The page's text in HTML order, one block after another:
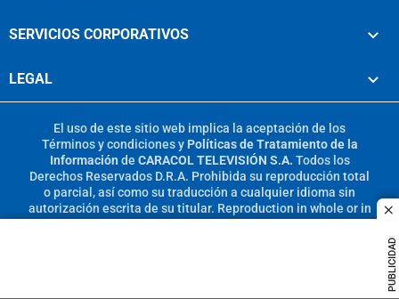
PUBLICIDAD
SERVICIOS CORPORATIVOS
LEGAL
El uso de este sitio web implica la aceptación de los
Términos y condicionesy Políticas de Tratamiento de la
Información de CARACOL TELEVISIÓN S.A. Todos los
Derechos Reservados D.R.A. Prohibida su reproducción total
o parcial, así como su traducción a cualquier idioma sin
autorización escrita de su titular. Reproduction in whole or in